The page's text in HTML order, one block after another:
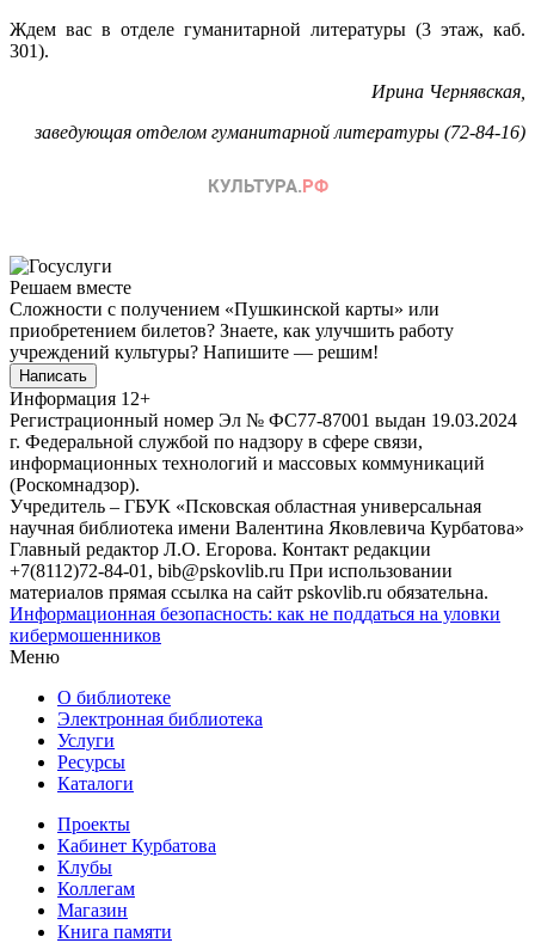
Ждем вас в отделе гуманитарной литературы (3 этаж, каб.
301).
Ирина Чернявская,
заведующая отделом гуманитарной литературы (72-84-16)
Решаем вместе
Сложности с получением «Пушкинской карты» или
приобретением билетов? Знаете, как улучшить работу
учреждений культуры? Напишите — решим!
Написать
Информация 12+
Регистрационный номер Эл № ФС77-87001 выдан 19.03.2024
г. Федеральной службой по надзору в сфере связи,
информационных технологий и массовых коммуникаций
(Роскомнадзор).
Учредитель – ГБУК «Псковская областная универсальная
научная библиотека имени Валентина Яковлевича Курбатова»
Главный редактор Л.О. Егорова. Контакт редакции
+7(8112)72-84-01, bib@pskovlib.ru При использовании
материалов прямая ссылка на сайт pskovlib.ru обязательна.
Информационная безопасность: как не поддаться на уловки
кибермошенников
Меню
О библиотеке
Электронная библиотека
Услуги
Ресурсы
Каталоги
Проекты
Кабинет Курбатова
Клубы
Коллегам
Магазин
Книга памяти